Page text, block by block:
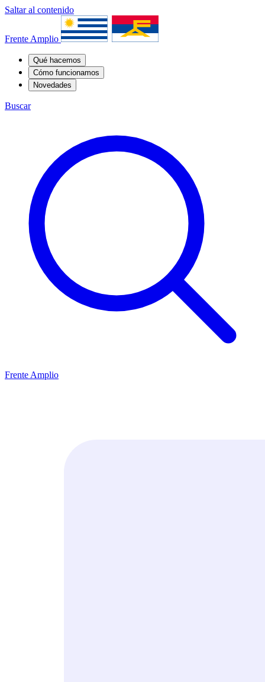
Saltar al contenido
Frente Amplio
Qué hacemos
Cómo funcionamos
Novedades
Buscar
Frente Amplio